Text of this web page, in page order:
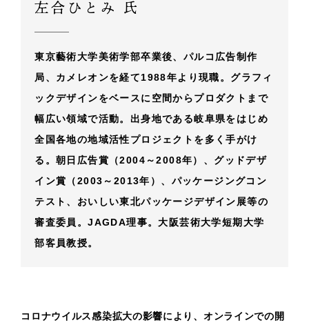
左合ひとみ 氏
東京藝術大学美術学部卒業後、パルコ広告制作
局、カメレオンを経て1988年より現職。グラフィ
ックデザインをベースに空間からプロダクトまで
幅広い領域で活動。出身地である岐阜県をはじめ
全国各地の地域活性プロジェクトを多く手がけ
る。朝日広告賞（2004～2008年）、グッドデザ
イン賞（2003～2013年）、パッケージングコン
テスト、おいしい東北パッケージデザイン展等の
審査委員。JAGDA理事。大阪芸術大学短期大学
部客員教授。
コロナウイルス感染拡大の影響により、オンラインでの開